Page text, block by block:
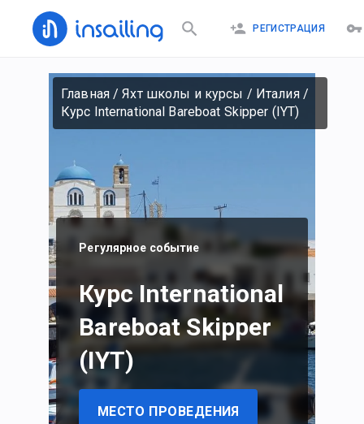
РЕГИСТРАЦИЯ
Главная/Яхт школы и курсы / Италия/
Курс International Bareboat Skipper (IYT)
Регулярное событие
Курс International
Bareboat Skipper
(IYT)
МЕСТО ПРОВЕДЕНИЯ